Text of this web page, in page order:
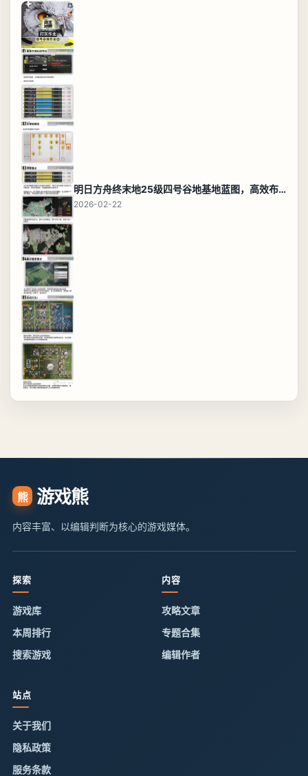
明日方舟终末地25级四号谷地基地蓝图，高效布局规划
2026-02-22
熊 游戏熊
内容丰富、以编辑判断为核心的游戏媒体。
探索
游戏库
本周排行
搜索游戏
内容
攻略文章
专题合集
编辑作者
站点
关于我们
隐私政策
服务条款